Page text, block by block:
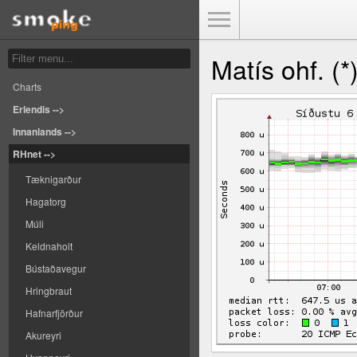
Charts
Erlendis -->
Innanlands -->
RHnet -->
Tæknigarður
Hagatorg
Múli
Keldnaholt
Bústaðavegur
Hringbraut
Hafnarfjörður
Akureyri
Matís ohf.